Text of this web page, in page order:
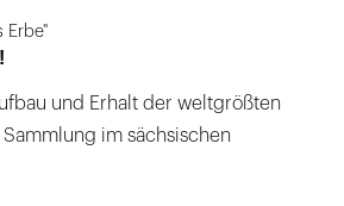
Erbe"
und Erhalt der weltgrößten
im sächsischen